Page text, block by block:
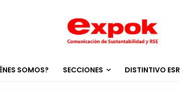
SOMOS? SECCIONES DISTINTIVO ESR